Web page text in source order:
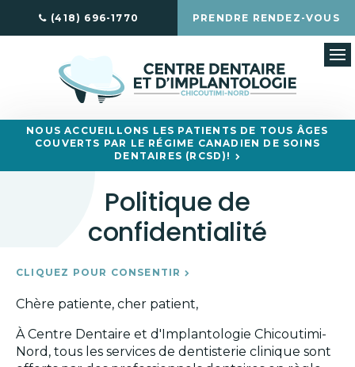
(418) 696-1770 PRENDRE RENDEZ-VOUS
NOUS ACCUEILLONS LES PATIENTS DE TOUS ÂGES
COUVERTS PAR LE RÉGIME CANADIEN DE SOINS
DENTAIRES (RCSD)!
Politique de
confidentialité
CLIQUEZ POUR CONSENTIR
Chère patiente, cher patient,
À Centre Dentaire et d'Implantologie Chicoutimi-
Nord, tous les services de dentisterie clinique sont